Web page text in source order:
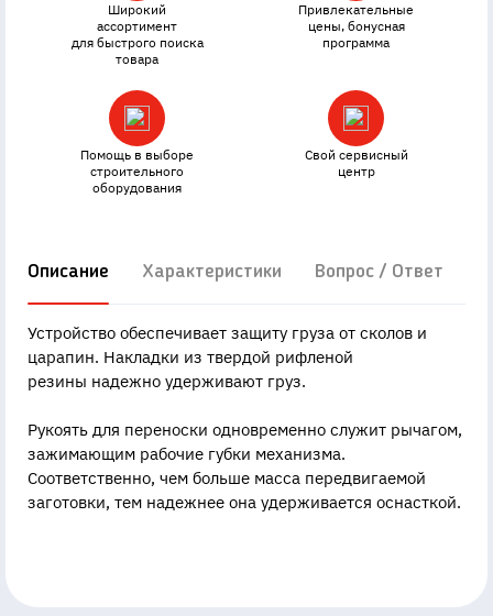
Широкий
ассортимент
для быстрого поиска
товара
Привлекательные
цены, бонусная
программа
Помощь в выборе
строительного
оборудования
Свой сервисный
центр
Описание Характеристики Вопрос / Ответ
Устройство обеспечивает защиту груза от сколов и
царапин. Накладки из твердой рифленой
резины надежно удерживают груз.
Рукоять для переноски одновременно служит рычагом,
зажимающим рабочие губки механизма.
Соответственно, чем больше масса передвигаемой
заготовки, тем надежнее она удерживается оснасткой.